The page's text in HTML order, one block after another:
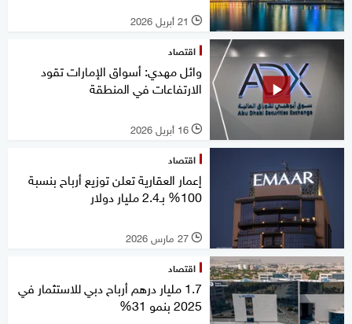
l 21 أبريل 2026
اقتصاد
وائل مهدي: أسواق الإمارات تقود
الارتفاعات في المنطقة
l 16 أبريل 2026
اقتصاد
إعمار العقارية تعلن توزيع أرباح بنسبة
100% بـ2.4 مليار دولار
l 27 مارس 2026
اقتصاد
1.7 مليار درهم أرباح دبي للاستثمار في
2025 بنمو 31%